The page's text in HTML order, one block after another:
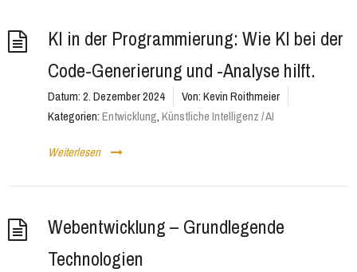
KI in der Programmierung: Wie KI bei der
Code-Generierung und -Analyse hilft.
Datum:2. Dezember 2024 Von:Kevin Roithmeier
Kategorien:Entwicklung,Künstliche Intelligenz / AI
Weiterlesen
Webentwicklung – Grundlegende
Technologien